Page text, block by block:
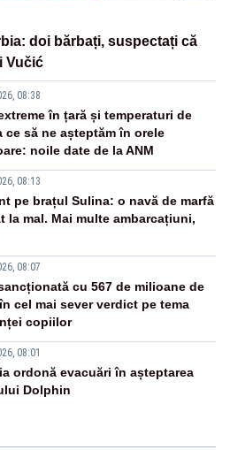
doi bărbați, suspectați că
Vučić
08:38
în țară și temperaturi de
ce să ne așteptăm în orele
noile date de la ANM
08:13
pe brațul Sulina: o navă de marfă
la mal. Mai multe ambarcațiuni,
08:07
cu 567 de milioane de
cel mai sever verdict pe tema
copiilor
08:01
ordonă evacuări în așteptarea
Dolphin